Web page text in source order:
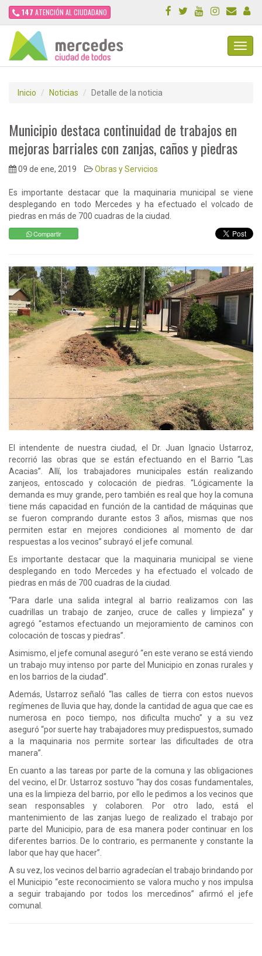
147 ATENCIÓN AL CIUDADANO
Inicio Noticias Detalle de la noticia
Municipio destaca continuidad de trabajos en
mejoras barriales con zanjas, caños y piedras
09 de ene, 2019 Obras y Servicios
Es importante destacar que la maquinaria municipal se viene
desplegando en todo Mercedes y ha efectuado el volcado de
piedras en más de 700 cuadras de la ciudad.
Compartir
El intendente de nuestra ciudad, el Dr. Juan Ignacio Ustarroz,
recorrió las obras que se están efectuando en el Barrio “Las
Acacias”. Allí, los trabajadores municipales están realizando
zanjeos, entoscado y colocación de piedras. “Lógicamente la
demanda es muy grande, pero también es real que hoy la comuna
tiene más capacidad en función de la cantidad de máquinas que
se fueron comprando durante estos 3 años, mismas que nos
permiten estar en mejores condiciones al momento de dar
respuestas a los vecinos” subrayó el jefe comunal.
Es importante destacar que la maquinaria municipal se viene
desplegando en todo Mercedes y ha efectuado el volcado de
piedras en más de 700 cuadras de la ciudad.
“Para darle una salida integral al barrio realizamos con las
cuadrillas un trabajo de zanjeo, cruce de calles y limpieza” y
agregó “estamos efectuando un mejoramiento de caminos con
colocación de toscas y piedras”.
Asimismo, el jefe comunal aseguró “en este verano se está viendo
un trabajo muy intenso por parte del Municipio en zonas rurales y
en los barrios de la ciudad”.
Además, Ustarroz señaló “las calles de tierra con estos nuevos
regímenes de lluvia que hay, donde la cantidad de agua que cae es
numerosa en poco tiempo, nos dificulta mucho” y a su vez
aseguró “por suerte hay trabajadores muy predispuestos, sumado
a la maquinaria nos permite sortear las dificultades de otra
manera”.
En cuanto a las tareas por parte de la comuna y las obligaciones
del vecino, el Dr. Ustarroz sostuvo “hay dos cosas fundamentales,
una es la limpieza del barrio, por ello le pedimos a los vecinos que
sean responsables y colaboren. Por otro lado, está el
mantenimiento de las zanjas luego de realizado el trabajo por
parte del Municipio, para de esa manera poder continuar en los
diferentes barrios. De lo contrario, es permanente y constante la
labor que hay que hacer”.
A su vez, los vecinos del barrio agradecían el trabajo brindando por
el Municipio “este reconocimiento se valora mucho y nos impulsa
a seguir trabajando por todos los mercedinos” afirmó el jefe
comunal.